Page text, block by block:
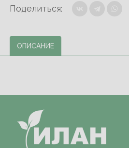
Поделиться:
ОПИСАНИЕ